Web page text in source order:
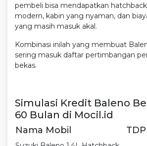
pembeli bisa mendapatkan
modern, kabin yang nyaman, dan
yang masih masuk akal.
Kombinasi inilah yang membuat
sering masuk daftar pertimbangan
bekas.
Simulasi Kredit Baleno
60 Bulan di Mocil.id
Nama Mobil TDP